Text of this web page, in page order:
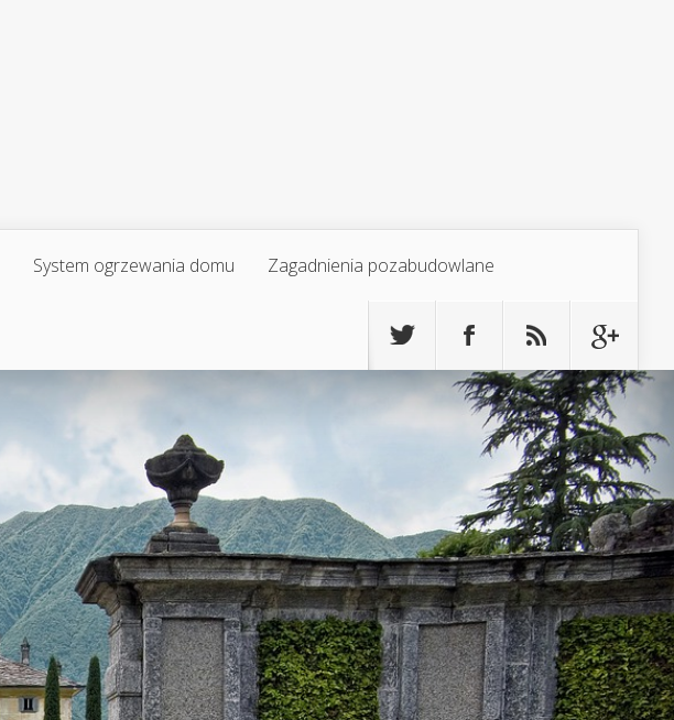
System ogrzewania domu Zagadnienia pozabudowlane